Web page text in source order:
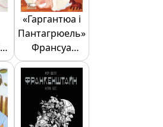
«Гаргантюа і
Пантагрюель»
Франсуа
Рабле